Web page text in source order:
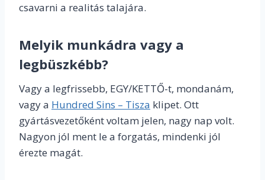
csavarni a realitás talajára.
Melyik munkádra vagy a
legbüszkébb?
Vagy a legfrissebb, EGY/KETTŐ-t, mondanám,
vagy a Hundred Sins – Tisza klipet. Ott
gyártásvezetőként voltam jelen, nagy nap volt.
Nagyon jól ment le a forgatás, mindenki jól
érezte magát.